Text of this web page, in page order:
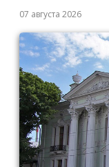
07 августа 2026